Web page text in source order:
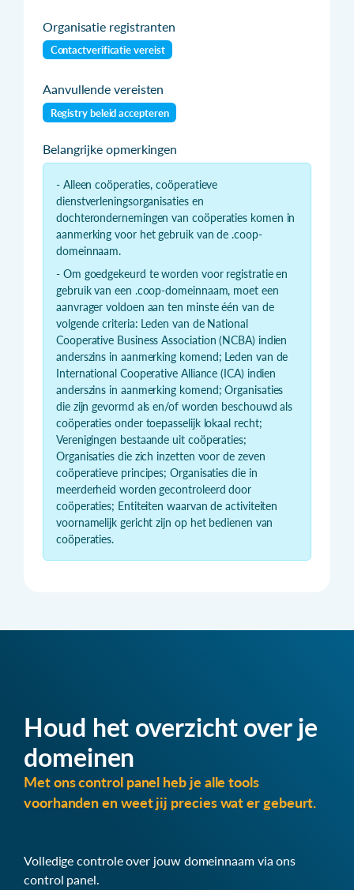
Organisatie registranten
Contactverificatie vereist
Aanvullende vereisten
Registry beleid accepteren
Belangrijke opmerkingen
- Alleen coöperaties, coöperatieve
dienstverleningsorganisaties en
dochterondernemingen van coöperaties komen in
aanmerking voor het gebruik van de .coop-
domeinnaam.
- Om goedgekeurd te worden voor registratie en
gebruik van een .coop-domeinnaam, moet een
aanvrager voldoen aan ten minste één van de
volgende criteria: Leden van de National
Cooperative Business Association (NCBA) indien
anderszins in aanmerking komend; Leden van de
International Cooperative Alliance (ICA) indien
anderszins in aanmerking komend; Organisaties
die zijn gevormd als en/of worden beschouwd als
coöperaties onder toepasselijk lokaal recht;
Verenigingen bestaande uit coöperaties;
Organisaties die zich inzetten voor de zeven
coöperatieve principes; Organisaties die in
meerderheid worden gecontroleerd door
coöperaties; Entiteiten waarvan de activiteiten
voornamelijk gericht zijn op het bedienen van
coöperaties.
Houd het overzicht over je
domeinen
Met ons control panel heb je alle tools
voorhanden en weet jij precies wat er gebeurt.
Volledige controle over jouw domeinnaam via ons
control panel.